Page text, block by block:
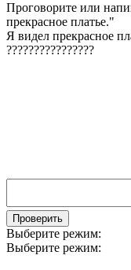
Проговорите или
прекрасное платье."
Я видел прекрасное
????????????????
Проверить
Выберите режим:
Выберите режим: